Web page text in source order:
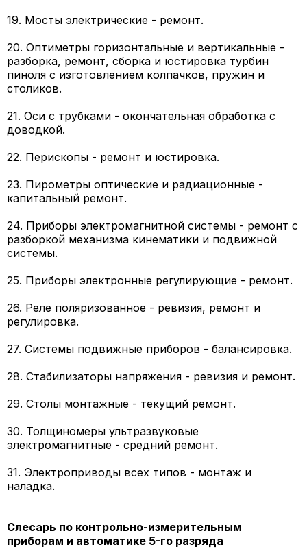
19. Мосты электрические - ремонт.
20. Оптиметры горизонтальные и вертикальные -
разборка, ремонт, сборка и юстировка турбин
пиноля с изготовлением колпачков, пружин и
столиков.
21. Оси с трубками - окончательная обработка с
доводкой.
22. Перископы - ремонт и юстировка.
23. Пирометры оптические и радиационные -
капитальный ремонт.
24. Приборы электромагнитной системы - ремонт с
разборкой механизма кинематики и подвижной
системы.
25. Приборы электронные регулирующие - ремонт.
26. Реле поляризованное - ревизия, ремонт и
регулировка.
27. Системы подвижные приборов - балансировка.
28. Стабилизаторы напряжения - ревизия и ремонт.
29. Столы монтажные - текущий ремонт.
30. Толщиномеры ультразвуковые
электромагнитные - средний ремонт.
31. Электроприводы всех типов - монтаж и
наладка.
Слесарь по контрольно-измерительным
приборам и автоматике 5-го разряда